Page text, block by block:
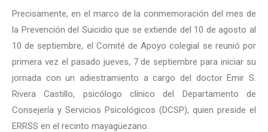
Precisamente, en el marco de la conmemoración del mes de
la Prevención del Suicidio que se extiende del 10 de agosto al
10 de septiembre, el Comité de Apoyo colegial se reunió por
primera vez el pasado jueves, 7 de septiembre para iniciar su
jornada con un adiestramiento a cargo del doctor Emir S.
Rivera Castillo, psicólogo clínico del Departamento de
Consejería y Servicios Psicológicos (DCSP), quien preside el
ERRSS en el recinto mayagüezano.